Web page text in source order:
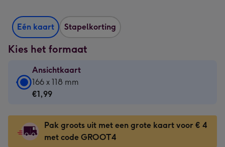
Eén kaart Stapelkorting
Kies het formaat
Ansichtkaart
Ansichtkaart
-
-
166
x
166 x 118 mm
€1,99
Pak groots uit met een grote kaart voor € 4
met code GROOT4